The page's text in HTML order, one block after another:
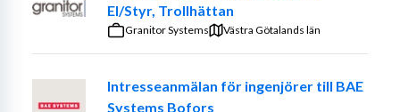
El/Styr, Trollhättan
Granitor Systems Västra Götalands län
Intresseanmälan för ingenjörer till BAE
Systems Bofors